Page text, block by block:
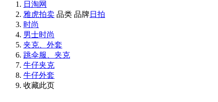
日淘网
雅虎拍卖 品类 品牌日拍
时尚
男士时尚
夹克、外套
跳伞服、夹克
牛仔夹克
牛仔外套
收藏此页